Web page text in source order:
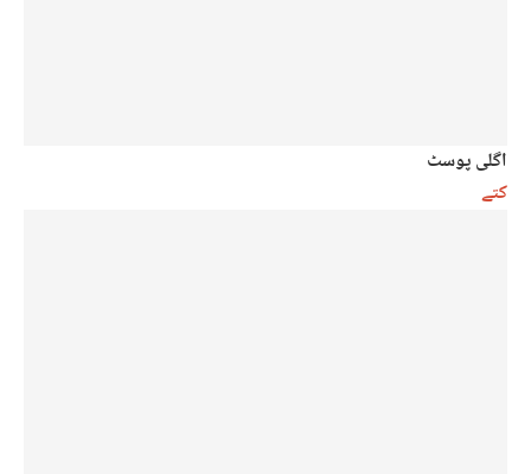
اگلی پوسٹ
کتے